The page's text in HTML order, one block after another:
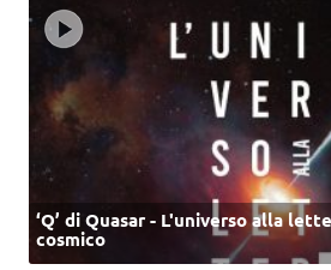
‘Q’ di Quasar - L'universo alla
cosmico